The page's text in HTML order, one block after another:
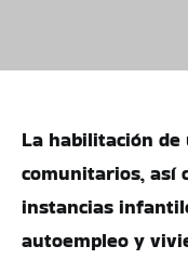
La habilitación
comunitarios, así
instancias
autoempleo y